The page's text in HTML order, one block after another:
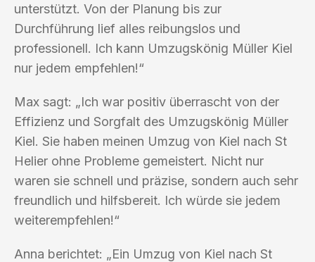
unterstützt. Von der Planung bis zur
Durchführung lief alles reibungslos und
professionell. Ich kann Umzugskönig Müller Kiel
nur jedem empfehlen!“
Max sagt: „Ich war positiv überrascht von der
Effizienz und Sorgfalt des Umzugskönig Müller
Kiel. Sie haben meinen Umzug von Kiel nach St
Helier ohne Probleme gemeistert. Nicht nur
waren sie schnell und präzise, sondern auch sehr
freundlich und hilfsbereit. Ich würde sie jedem
weiterempfehlen!“
Anna berichtet: „Ein Umzug von Kiel nach St